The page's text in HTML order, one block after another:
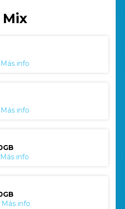
Mix
Más info
Más info
Más info
Más info